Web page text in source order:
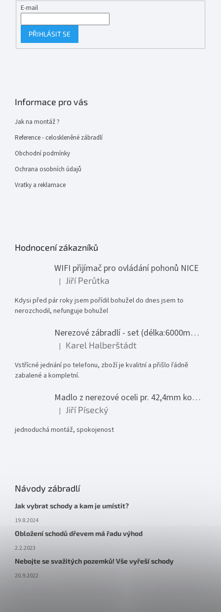
E-mail
PŘIHLÁSIT SE
Informace pro vás
Jak na montáž ?
Reference - celoskleněné zábradlí
Obchodní podmínky
Ochrana osobních údajů
Vratky a reklamace
Hodnocení zákazníků
WIFI přijímač pro ovládání pohonů NICE
Hodnocení produktu je 1 z 5 hvězdiček.
| Jiří Perůtka
Kdysi před pár roky jsem pořídil bohužel do dnes jsem to
nerozchodil, nefunguje bohužel
Nerezové zábradlí - set (délka:6000mm x výška:1000mm)
Hodnocení produktu je 5 z 5 hvězdiček.
| Karel Halberštádt
Vstřícné jednání po telefonu, zboží je kvalitní a přišlo řádně
zabalené a kompletní.
Madlo z nerezové oceli pr. 42,4mm komplet - model 0116 - 3000mm
Hodnocení produktu je 5 z 5 hvězdiček.
| Jiří Písecký
jednoduchá montáž, spokojenost
Návody zábradlí
Jak vybrat schody a kam je umístit?
19.8.2024
Obložení schodů dřevem má řadu výhod
2.2.2023
Nebojte se svažitých pozemků! Vše vyřeší schody
20.9.2022